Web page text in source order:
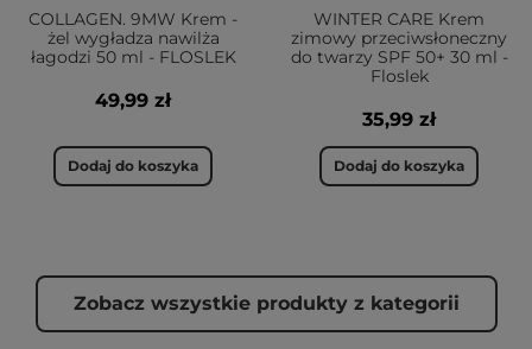
COLLAGEN. 9MW Krem -
żel wygładza nawilża
łagodzi 50 ml - FLOSLEK
49,99 zł
Dodaj do koszyka
WINTER CARE Krem
zimowy przeciwsłoneczny
do twarzy SPF 50+ 30 ml -
Floslek
35,99 zł
Dodaj do koszyka
Zobacz wszystkie produkty z kategorii